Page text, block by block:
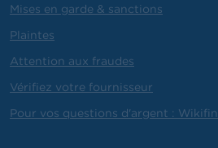
Mises en garde & sanctions
Plaintes
Attention aux fraudes
Vérifiez votre fournisseur
Pour vos questions d'argent : Wikifin